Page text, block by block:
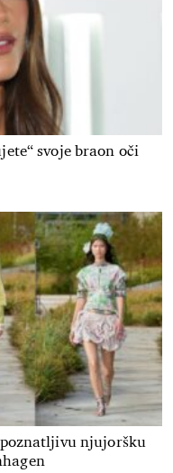
svoje braon oči
njujoršku